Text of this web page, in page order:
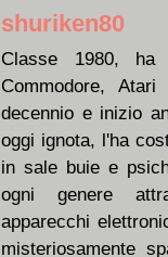
shuriken80
Classe 1980,
Commodore,
decennio e inizio
oggi ignota, l'ha
in sale buie e
ogni genere
apparecchi
misteriosamente